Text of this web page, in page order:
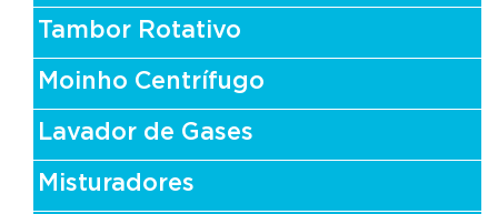
Tambor Rotativo
Moinho Centrífugo
Lavador de Gases
Misturadores